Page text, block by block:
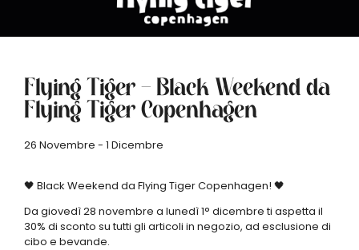
Flying Tiger – Black Weekend da
Flying Tiger Copenhagen
26 Novembre - 1 Dicembre
🖤 Black Weekend da Flying Tiger Copenhagen! 🖤
Da giovedì 28 novembre a lunedì 1° dicembre ti aspetta il
30% di sconto su tutti gli articoli in negozio, ad esclusione di
cibo e bevande.